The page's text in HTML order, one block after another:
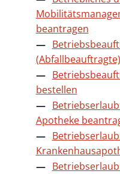
beantragen
bestellen
Apotheke